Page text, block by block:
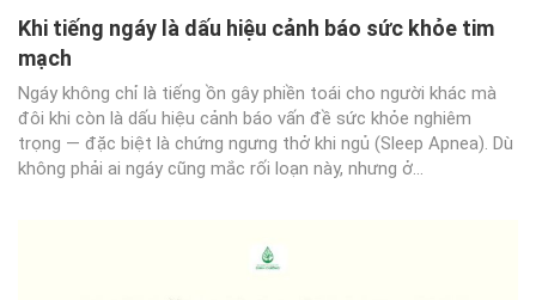
Khi tiếng ngáy là dấu hiệu cảnh báo sức khỏe tim
mạch
Ngáy không chỉ là tiếng ồn gây phiền toái cho người khác mà
đôi khi còn là dấu hiệu cảnh báo vấn đề sức khỏe nghiêm
trọng — đặc biệt là chứng ngưng thở khi ngủ (Sleep Apnea). Dù
không phải ai ngáy cũng mắc rối loạn này, nhưng ở...